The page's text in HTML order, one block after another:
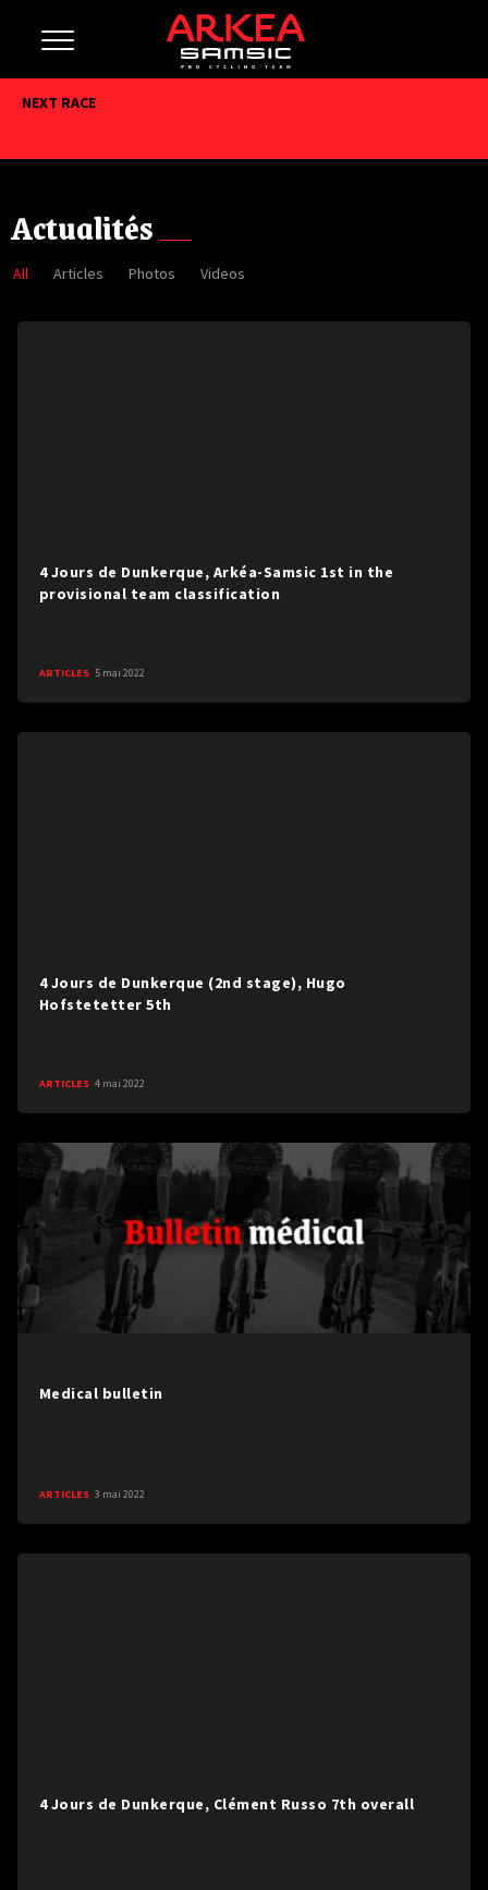
NEXT RACE
Actualités
All Articles Photos Videos
4 Jours de Dunkerque, Arkéa-Samsic 1st in the
provisional team classification
ARTICLES 5 mai 2022
4 Jours de Dunkerque (2nd stage), Hugo
Hofstetetter 5th
ARTICLES 4 mai 2022
Medical bulletin
ARTICLES 3 mai 2022
4 Jours de Dunkerque, Clément Russo 7th overall